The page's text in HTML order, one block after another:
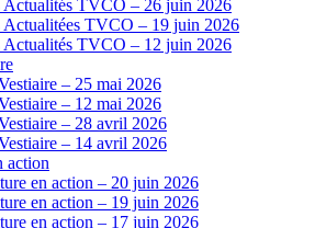
Actualités TVCO – 26 juin 2026
Actualitées TVCO – 19 juin 2026
Actualités TVCO – 12 juin 2026
– 25 mai 2026
– 12 mai 2026
– 28 avril 2026
– 14 avril 2026
action
en action – 20 juin 2026
en action – 19 juin 2026
en action – 17 juin 2026